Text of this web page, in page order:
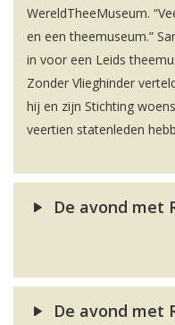
WereldTheeMuseum.
en een theemuseum.”
in voor een Leids
Zonder Vlieghinder
hij en zijn Stichting
veertien statenleden
De avond met
De avond met